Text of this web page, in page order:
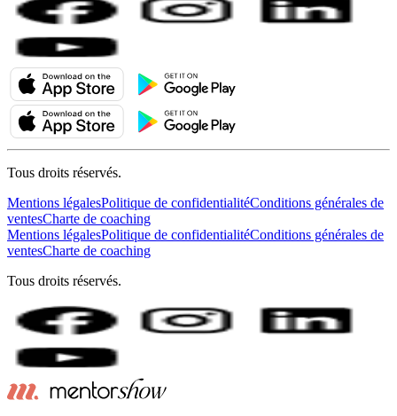
Tous droits réservés.
Mentions légalesPolitique de confidentialitéConditions générales de
ventesCharte de coaching
Mentions légalesPolitique de confidentialitéConditions générales de
ventesCharte de coaching
Tous droits réservés.